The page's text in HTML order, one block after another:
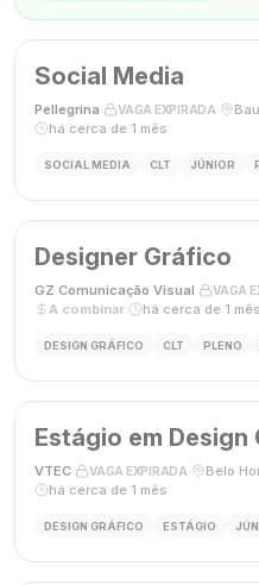
Social Media
Pellegrina VAGA EXPIRADA
há cerca de 1 mês
SOCIAL MEDIA CLT JÚNIOR
Designer Gráfico
GZ Comunicação Visual VAGA
A combinar
há cerca de 1 mês
DESIGN GRÁFICO CLT PLENO
Estágio em Design
VTEC VAGA EXPIRADA
há cerca de 1 mês
DESIGN GRÁFICO ESTÁGIO